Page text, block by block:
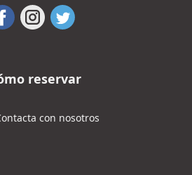
reservar
con nosotros